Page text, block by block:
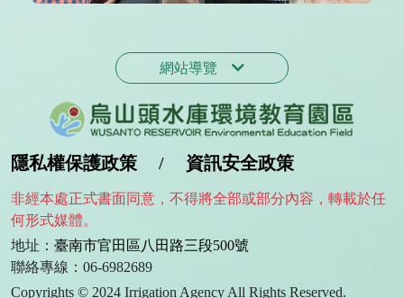
網站導覽
隱私權保護政策 / 資訊安全政策
非經本處正式書面同意，不得將全部或部分內容，轉載於任
何形式媒體。
地址： 臺南市官田區八田路三段500號
聯絡專線：06-6982689
Copyrights © 2024 Irrigation Agency All Rights Reserved.